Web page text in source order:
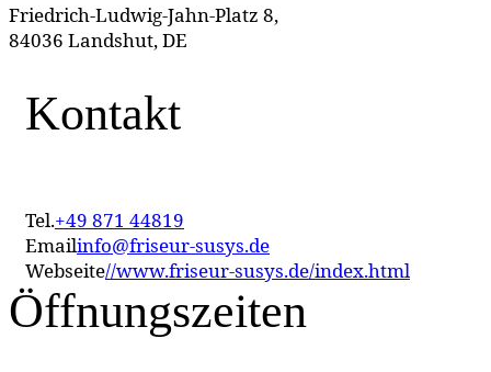
Friedrich-Ludwig-Jahn-Platz 8,
84036 Landshut, DE
Kontakt
Tel.+49 871 44819
Emailinfo@friseur-susys.de
Webseite//www.friseur-susys.de/index.html
Öffnungszeiten